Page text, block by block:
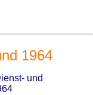
1964
und